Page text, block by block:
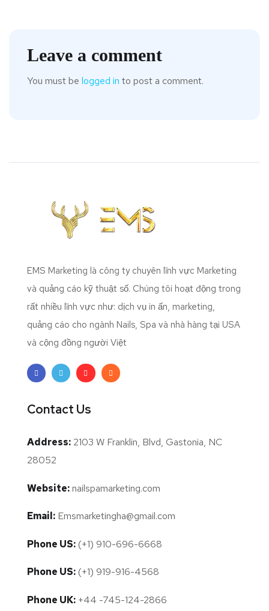
Leave a comment
You must be logged in to post a comment.
EMS Marketing là công ty chuyên lĩnh vực Marketing
và quảng cáo kỹ thuật số. Chúng tôi hoạt động trong
rất nhiều lĩnh vực như: dịch vụ in ấn, marketing,
quảng cáo cho ngành Nails, Spa và nhà hàng tại USA
và cộng đồng người Việt
Contact Us
Address: 2103 W Franklin, Blvd, Gastonia, NC
28052
Website:nailspamarketing.com
Email: Emsmarketingha@gmail.com
Phone US: (+1) 910-696-6668
Phone US: (+1) 919-916-4568
Phone UK: +44 -745-124-2866